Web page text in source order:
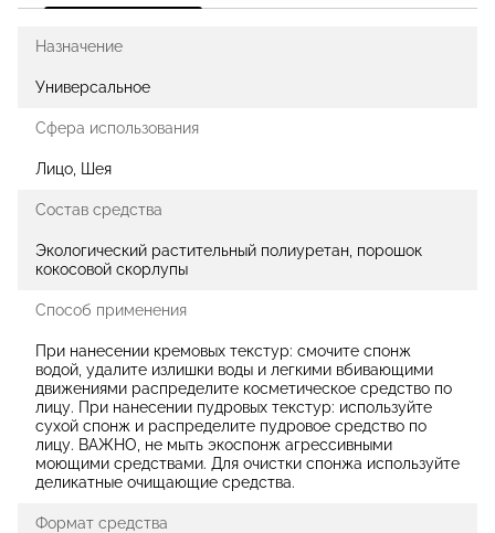
Назначение
Универсальное
Сфера использования
Лицо, Шея
Состав средства
Экологический растительный полиуретан, порошок
кокосовой скорлупы
Способ применения
При нанесении кремовых текстур: смочите спонж
водой, удалите излишки воды и легкими вбивающими
движениями распределите косметическое средство по
лицу. При нанесении пудровых текстур: используйте
сухой спонж и распределите пудровое средство по
лицу. ВАЖНО, не мыть экоспонж агрессивными
моющими средствами. Для очистки спонжа используйте
деликатные очищающие средства.
Формат средства